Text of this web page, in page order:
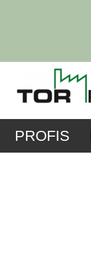
PROFIS